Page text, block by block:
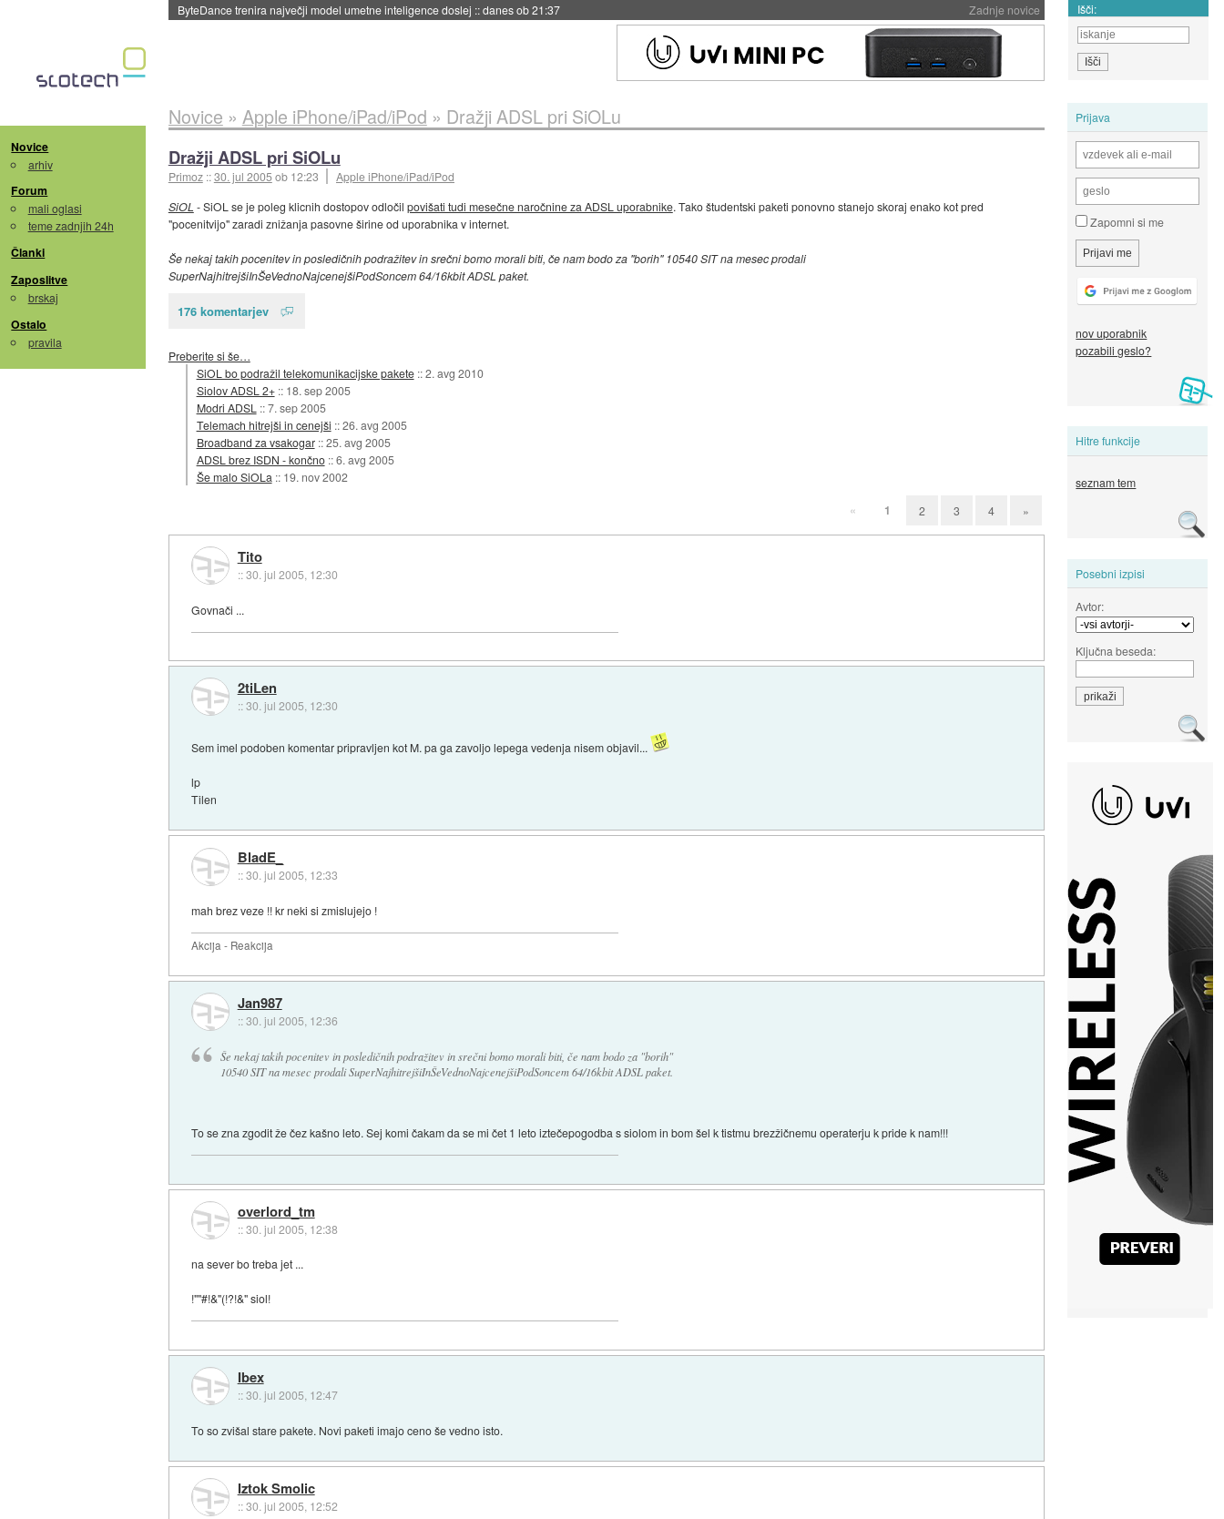
Zadnje novice
Spletne strani začele streči oglase za agente umetne inteligence::danes ob 21:23 Išči:
Novice
arhiv
Forum
mali oglasi
teme zadnjih 24h
Članki
Zaposlitve
brskaj
Ostalo
pravila
Prijava
Zapomni si me
nov uporabnik
pozabili geslo?
Hitre funkcije
seznam tem
Posebni izpisi
Avtor:
Ključna beseda:
Novice » Apple iPhone/iPad/iPod » Dražji ADSL pri SiOLu
Dražji ADSL pri SiOLu
Primoz ::30. jul 2005ob 12:23
Apple iPhone/iPad/iPod
SiOL - SiOL se je poleg klicnih dostopov odločil povišati tudi mesečne naročnine za ADSL uporabnike. Tako študentski paketi ponovno stanejo skoraj enako kot pred
"pocenitvijo" zaradi znižanja pasovne širine od uporabnika v internet.
Še nekaj takih pocenitev in posledičnih podražitev in srečni bomo morali biti, če nam bodo za "borih" 10540 SIT na mesec prodali
SuperNajhitrejšiInŠeVednoNajcenejšiPodSoncem 64/16kbit ADSL paket.
176 komentarjev
Preberite si še…
SiOL bo podražil telekomunikacijske pakete ::2. avg 2010
Siolov ADSL 2+ :: 18. sep 2005
Modri ADSL ::7. sep 2005
Telemach hitrejši in cenejši ::26. avg 2005
Broadband za vsakogar ::25. avg 2005
ADSL brez ISDN - končno ::6. avg 2005
Še malo SiOLa :: 19. nov 2002
« 1 2 3 4 »
Tito
::30. jul 2005, 12:30
Govnači ...
2tiLen
::30. jul 2005, 12:30
Sem imel podoben komentar pripravljen kot M. pa ga zavoljo lepega vedenja nisem objavil...
lp
Tilen
BladE_
::30. jul 2005, 12:33
mah brez veze !! kr neki si zmislujejo !
Akcija - Reakcija
Jan987
::30. jul 2005, 12:36
Še nekaj takih pocenitev in posledičnih podražitev in srečni bomo morali biti, če nam bodo za "borih"
10540 SIT na mesec prodali SuperNajhitrejšiInŠeVednoNajcenejšiPodSoncem 64/16kbit ADSL paket.
To se zna zgodit že čez kašno leto. Sej komi čakam da se mi čet 1 leto iztečepogodba s siolom in bom šel k tistmu brezžičnemu operaterju k pride k nam!!!
overlord_tm
::30. jul 2005, 12:38
na sever bo treba jet ...
!""#!&"(!?!&" siol!
Ibex
::30. jul 2005, 12:47
To so zvišal stare pakete. Novi paketi imajo ceno še vedno isto.
Iztok Smolic
::30. jul 2005, 12:52